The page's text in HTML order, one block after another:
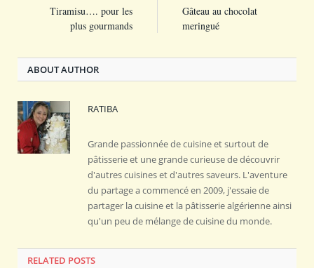
Tiramisu…. pour les
plus gourmands
Gâteau au chocolat
meringué
ABOUT AUTHOR
RATIBA
Grande passionnée de cuisine et surtout de
pâtisserie et une grande curieuse de découvrir
d'autres cuisines et d'autres saveurs. L'aventure
du partage a commencé en 2009, j'essaie de
partager la cuisine et la pâtisserie algérienne ainsi
qu'un peu de mélange de cuisine du monde.
RELATED POSTS